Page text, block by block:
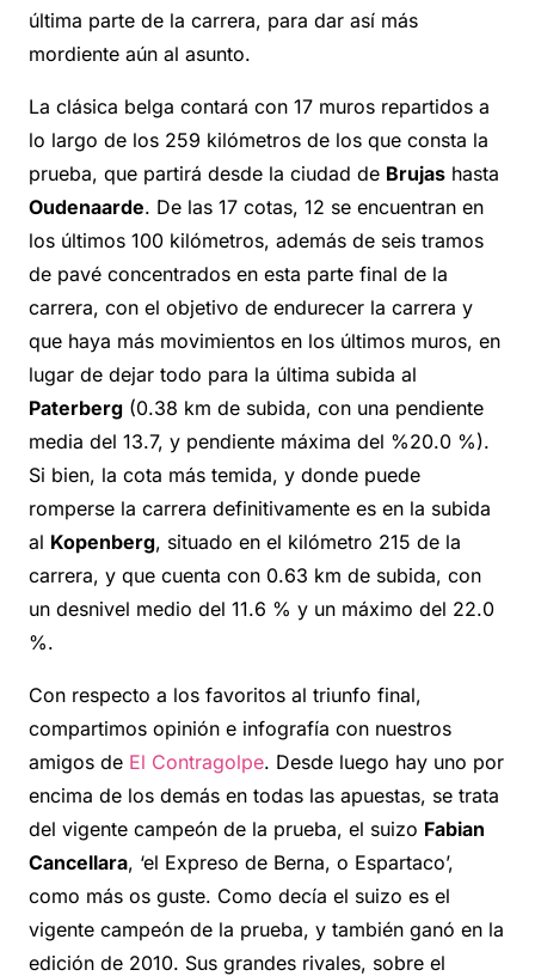
última parte de la carrera, para dar así más
mordiente aún al asunto.
La clásica belga contará con 17 muros repartidos a
lo largo de los 259 kilómetros de los que consta la
prueba, que partirá desde la ciudad de Brujas hasta
Oudenaarde. De las 17 cotas, 12 se encuentran en
los últimos 100 kilómetros, además de seis tramos
de pavé concentrados en esta parte final de la
carrera, con el objetivo de endurecer la carrera y
que haya más movimientos en los últimos muros, en
lugar de dejar todo para la última subida al
Paterberg (0.38 km de subida, con una pendiente
media del 13.7, y pendiente máxima del %20.0 %).
Si bien, la cota más temida, y donde puede
romperse la carrera definitivamente es en la subida
al Kopenberg, situado en el kilómetro 215 de la
carrera, y que cuenta con 0.63 km de subida, con
un desnivel medio del 11.6 % y un máximo del 22.0
%.
Con respecto a los favoritos al triunfo final,
compartimos opinión e infografía con nuestros
amigos de El Contragolpe. Desde luego hay uno por
encima de los demás en todas las apuestas, se trata
del vigente campeón de la prueba, el suizo Fabian
Cancellara, ‘el Expreso de Berna, o Espartaco’,
como más os guste. Como decía el suizo es el
vigente campeón de la prueba, y también ganó en la
edición de 2010. Sus grandes rivales, sobre el